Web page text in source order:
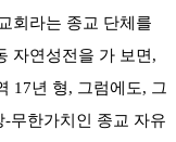
회라는 종교 단체를
자연성전을 가 보면,
17년 형, 그럼에도, 그
무한가치인 종교 자유